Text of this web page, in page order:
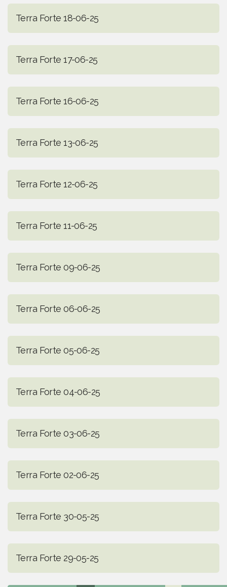
Terra Forte 18-06-25
Terra Forte 17-06-25
Terra Forte 16-06-25
Terra Forte 13-06-25
Terra Forte 12-06-25
Terra Forte 11-06-25
Terra Forte 09-06-25
Terra Forte 06-06-25
Terra Forte 05-06-25
Terra Forte 04-06-25
Terra Forte 03-06-25
Terra Forte 02-06-25
Terra Forte 30-05-25
Terra Forte 29-05-25